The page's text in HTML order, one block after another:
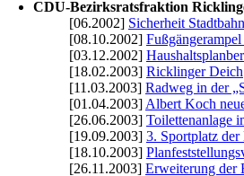
CDU-Bezirksratsfraktion
[06.2002] Sicherheit
[08.10.2002]
[03.12.2002]
[18.02.2003] Ricklinger Deich
[11.03.2003] Radweg in der
[01.04.2003] Albert Koch
[26.06.2003] Toilettenanlage
[19.09.2003] 3. Sportplatz der
[18.10.2003]
[26.11.2003] Erweiterung der